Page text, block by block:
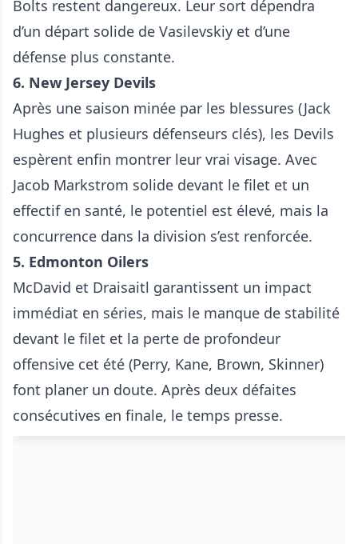
Bolts restent dangereux. Leur sort dépendra
d’un départ solide de Vasilevskiy et d’une
défense plus constante.
6. New Jersey Devils
Après une saison minée par les blessures (Jack
Hughes et plusieurs défenseurs clés), les Devils
espèrent enfin montrer leur vrai visage. Avec
Jacob Markstrom solide devant le filet et un
effectif en santé, le potentiel est élevé, mais la
concurrence dans la division s’est renforcée.
5. Edmonton Oilers
McDavid et Draisaitl garantissent un impact
immédiat en séries, mais le manque de stabilité
devant le filet et la perte de profondeur
offensive cet été (Perry, Kane, Brown, Skinner)
font planer un doute. Après deux défaites
consécutives en finale, le temps presse.